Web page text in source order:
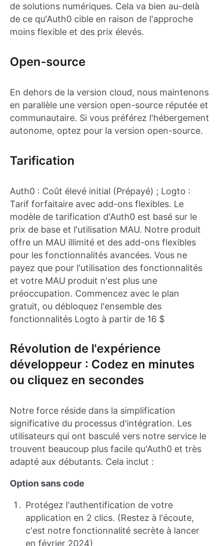
de solutions numériques. Cela va bien au-delà
de ce qu'Auth0 cible en raison de l'approche
moins flexible et des prix élevés.
Open-source
En dehors de la version cloud, nous maintenons
en parallèle une version open-source réputée et
communautaire. Si vous préférez l'hébergement
autonome, optez pour la version open-source.
Tarification
Auth0 : Coût élevé initial (Prépayé) ; Logto :
Tarif forfaitaire avec add-ons flexibles. Le
modèle de tarification d'Auth0 est basé sur le
prix de base et l'utilisation MAU. Notre produit
offre un MAU illimité et des add-ons flexibles
pour les fonctionnalités avancées. Vous ne
payez que pour l'utilisation des fonctionnalités
et votre MAU produit n'est plus une
préoccupation. Commencez avec le plan
gratuit, ou débloquez l'ensemble des
fonctionnalités Logto à partir de 16 $
Révolution de l'expérience
développeur : Codez en minutes
ou cliquez en secondes
Notre force réside dans la simplification
significative du processus d'intégration. Les
utilisateurs qui ont basculé vers notre service le
trouvent beaucoup plus facile qu'Auth0 et très
adapté aux débutants. Cela inclut :
Option sans code
Protégez l'authentification de votre
application en 2 clics. (Restez à l'écoute,
c'est notre fonctionnalité secrète à lancer
en février 2024)